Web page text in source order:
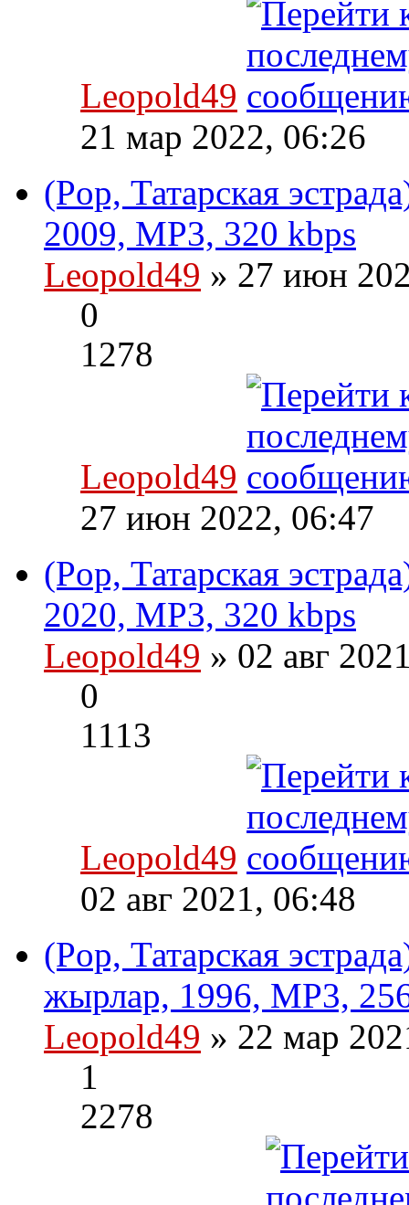
Leopold49
21 мар 2022, 06:26
(Pop, Татарская
2009, MP3, 320 kbps
Leopold49 » 27 июн
0
1278
Leopold49
27 июн 2022, 06:47
(Pop, Татарская
2020, MP3, 320 kbps
Leopold49 » 02 авг
0
1113
Leopold49
02 авг 2021, 06:48
(Pop, Татарская
жырлар, 1996, MP3,
Leopold49 » 22 мар
1
2278